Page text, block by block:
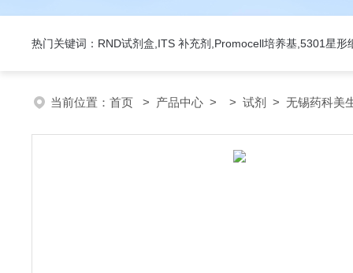
热门关键词：RND试剂盒,ITS 补充剂,Promocell培养基,5301星形
当前位置： 首页 > 产品中心 > > 试剂 > 无锡药科美